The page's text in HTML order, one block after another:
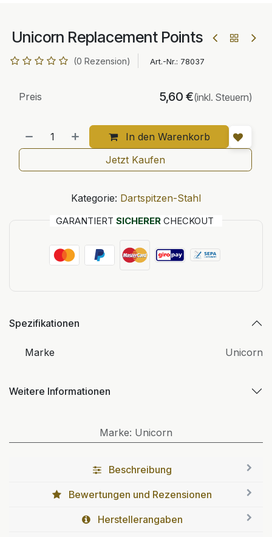
Unicorn Replacement Points
(0 Rezension) Art.-Nr.: 78037
In den Warenkorb
Preis 5,60 €(inkl. Steuern)
Jetzt Kaufen
Kategorie: Dartspitzen-Stahl
GARANTIERT SICHERER CHECKOUT
Spezifikationen
Marke Unicorn
Weitere Informationen
Marke: Unicorn
Beschreibung
Bewertungen und Rezensionen
Herstellerangaben